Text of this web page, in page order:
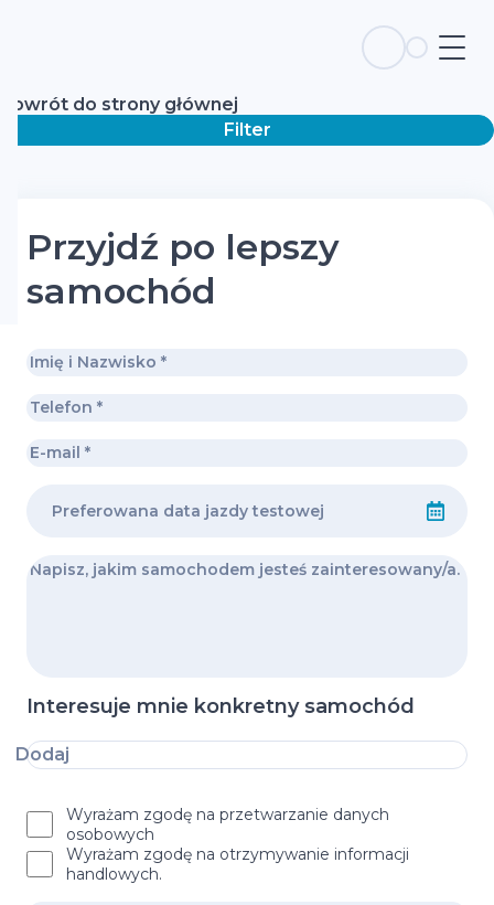
Powrót do strony głównej
Filter
Przyjdź po lepszy
samochód
Interesuje mnie konkretny samochód
Dodaj
Wyrażam zgodę na przetwarzanie danych
osobowych
Wyrażam zgodę na otrzymywanie informacji
handlowych.